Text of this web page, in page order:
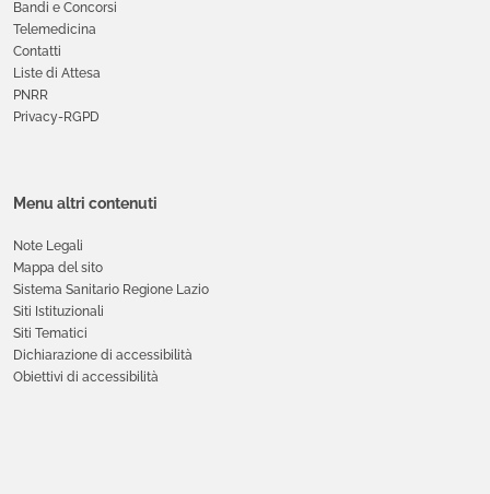
Bandi e Concorsi
Telemedicina
Contatti
Liste di Attesa
PNRR
Privacy-RGPD
Menu altri contenuti
Note Legali
Mappa del sito
Sistema Sanitario Regione Lazio
Siti Istituzionali
Siti Tematici
Dichiarazione di accessibilità
Obiettivi di accessibilità